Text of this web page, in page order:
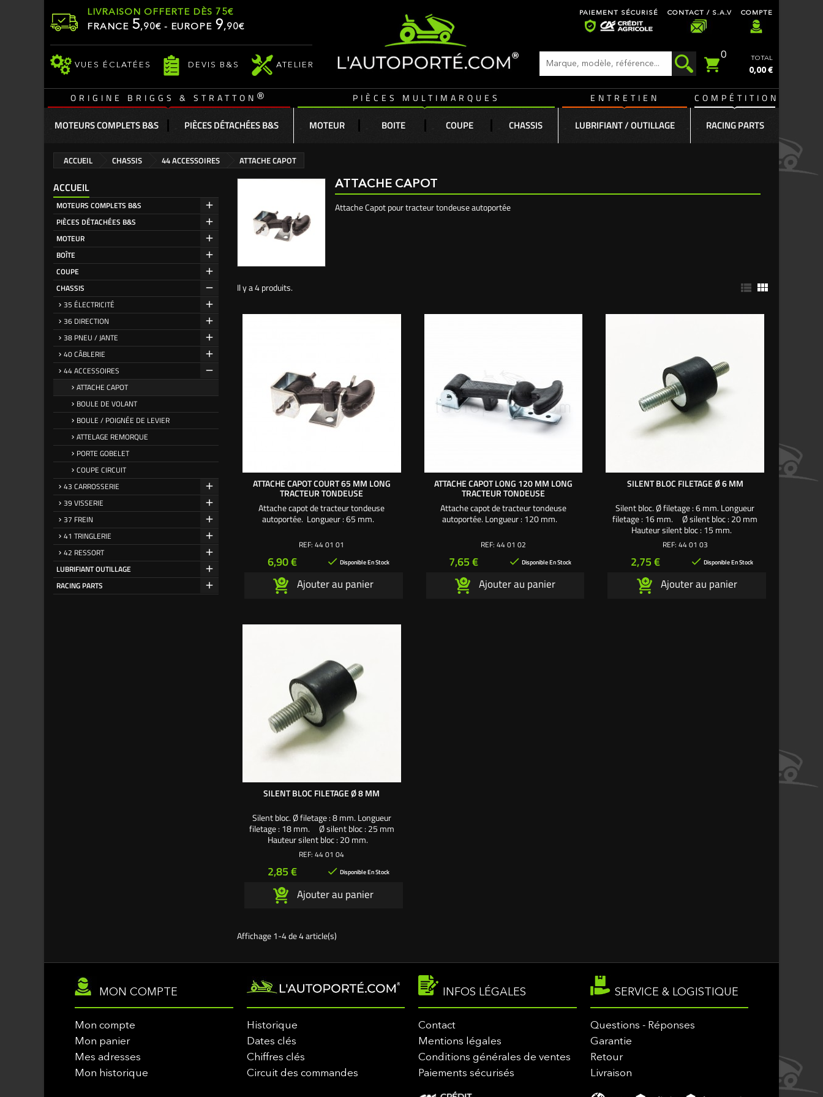
LIVRAISON OFFERTE DÈS 75€
FRANCE 5,90€ - EUROPE 9,90€
VUES ÉCLATÉES DEVIS B&S ATELIER
PAIEMENT SÉCURISÉ CONTACT / S.A.V COMPTE
0 TOTAL
0,00 €
ORIGINE BRIGGS & STRATTON ® PIÈCES MULTIMARQUES ENTRETIEN COMPÉTITION
MOTEURS COMPLETS B&S PIÈCES DÉTACHÉES B&S MOTEUR BOITE COUPE CHASSIS LUBRIFIANT / OUTILLAGE RACING PARTS
ACCUEIL CHASSIS 44 ACCESSOIRES ATTACHE CAPOT
ACCUEIL
MOTEURS COMPLETS B&S
PIÈCES DÉTACHÉES B&S
MOTEUR
BOÎTE
COUPE
CHASSIS
35 ÉLECTRICITÉ
36 DIRECTION
38 PNEU / JANTE
40 CÂBLERIE
44 ACCESSOIRES
ATTACHE CAPOT
BOULE DE VOLANT
BOULE / POIGNÉE DE LEVIER
ATTELAGE REMORQUE
PORTE GOBELET
COUPE CIRCUIT
43 CARROSSERIE
39 VISSERIE
37 FREIN
41 TRINGLERIE
42 RESSORT
LUBRIFIANT OUTILLAGE
RACING PARTS
ATTACHE CAPOT
Attache Capot pour tracteur tondeuse autoportée
Il y a 4 produits.  
ATTACHE CAPOT COURT 65 MM LONG
TRACTEUR TONDEUSE
Attache capot de tracteur tondeuse
autoportée. Longueur : 65 mm.
REF:44 01 01
Prix
6,90 €  Disponible En Stock
Ajouter au panier
ATTACHE CAPOT LONG 120 MM LONG
TRACTEUR TONDEUSE
Attache capot de tracteur tondeuse
autoportée. Longueur : 120 mm.
REF: 44 01 02
Prix
7,65 €  Disponible En Stock
Ajouter au panier
SILENT BLOC FILETAGE Ø 6 MM
Silent bloc. Ø filetage : 6 mm. Longueur
filetage : 16 mm. Ø silent bloc : 20 mm
Hauteur silent bloc : 15 mm.
REF: 44 01 03
Prix
2,75 €  Disponible En Stock
Ajouter au panier
SILENT BLOC FILETAGE Ø 8 MM
Silent bloc. Ø filetage : 8 mm. Longueur
filetage : 18 mm. Ø silent bloc : 25 mm
Hauteur silent bloc : 20 mm.
REF:44 01 04
Prix
2,85 €  Disponible En Stock
Ajouter au panier
Affichage 1-4 de 4 article(s)
MON COMPTE
Mon compte
Mon panier
Mes adresses
Mon historique
Historique
Dates clés
Chiffres clés
Circuit des commandes
INFOS LÉGALES
Contact
Mentions légales
Conditions générales de ventes
Paiements sécurisés
SERVICE & LOGISTIQUE
Questions - Réponses
Garantie
Retour
Livraison